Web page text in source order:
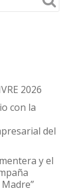
2026
con la
del
y el